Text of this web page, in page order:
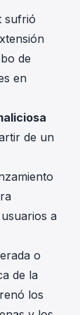
sufrió
de
en
de un
a
o
de la
los